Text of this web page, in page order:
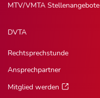
MTV/VMTA Stellenangebote
DVTA
Rechtsprechstunde
Ansprechpartner
Mitglied werden